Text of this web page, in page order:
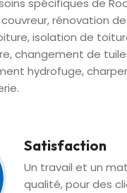
spécifiques de
rénovation
isolation de
changement de
hydrofuge,
Satisfaction
Un travail et un
qualité, pour des